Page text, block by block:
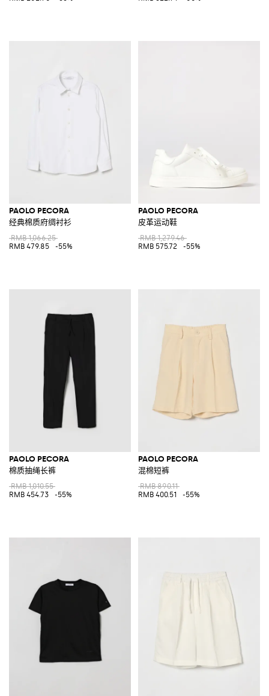
PAOLO PECORA
经典棉质府绸衬衫
RMB 1,066.25
RMB 479.85
-55%
PAOLO PECORA
皮革运动鞋
RMB 1,279.46
RMB 575.72
-55%
PAOLO PECORA
棉质抽绳长裤
RMB 1,010.55
RMB 454.73
-55%
PAOLO PECORA
混棉短裤
RMB 890.11
RMB 400.51
-55%